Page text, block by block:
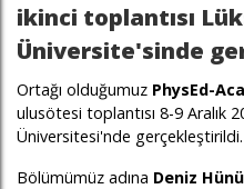
ikinci toplantısı
Üniversite'sinde
Ortağı olduğumuz PhysEd-
ulusötesi toplantısı 8-9 Aralık
Üniversitesi'nde gerçekleştirildi.
Bölümümüz adına Deniz